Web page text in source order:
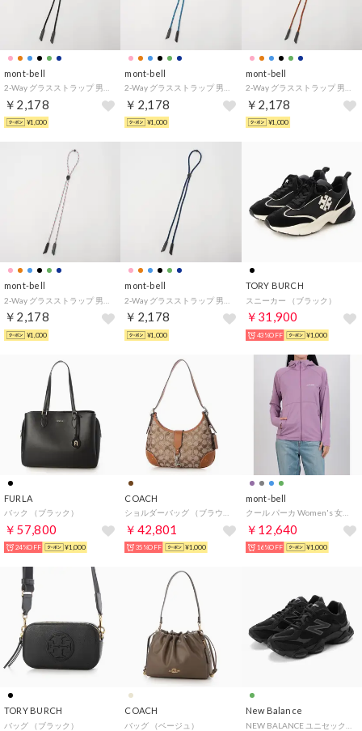
mont-bell
￥2,178
¥1,000
mont-bell
￥2,178
¥1,000
mont-bell
￥2,178
¥1,000
mont-bell
￥2,178
¥1,000
mont-bell
￥2,178
¥1,000
TORY BURCH
スニーカー （ブラック）
￥31,900
43%OFF ¥1,000
FURLA
バック （ブラック）
￥57,800
24%OFF ¥1,000
COACH
￥42,801
35%OFF ¥1,000
mont-bell
クール パーカ Women's 女性用 （ラベンダー）
￥12,640
16%OFF ¥1,000
TORY BURCH
バッグ （ブラック）
COACH
バッグ （ベージュ）
New Balance